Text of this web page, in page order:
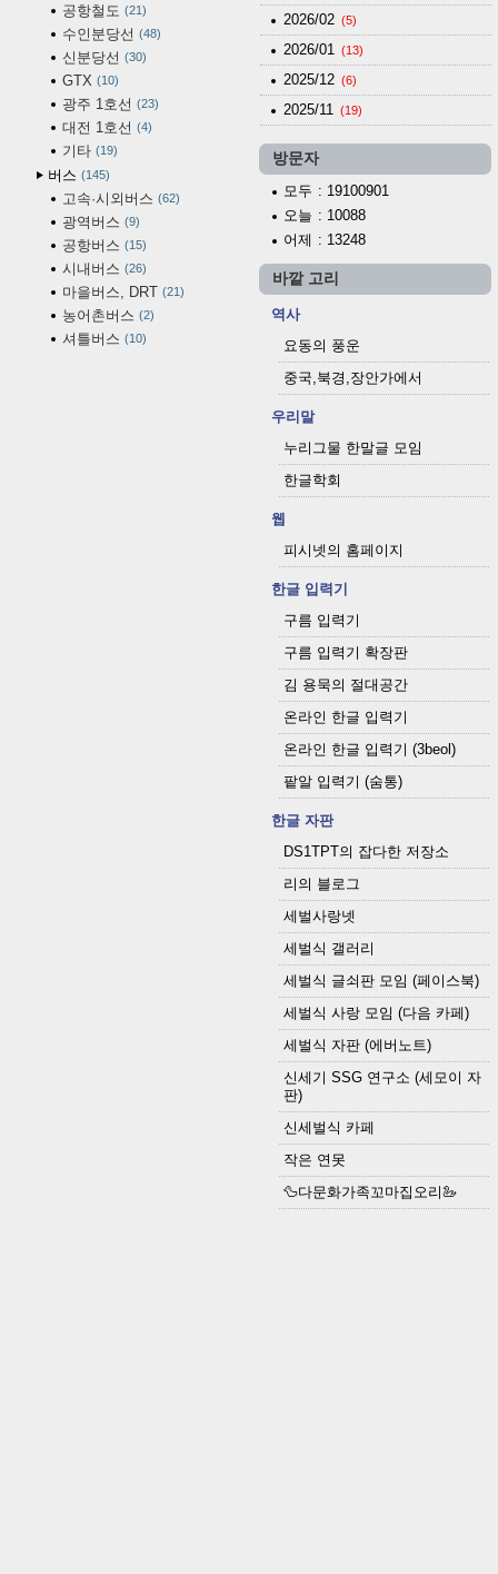
공항철도 21
수인분당선 48
신분당선 30
GTX 10
광주 1호선 23
대전 1호선 4
기타 19
버스 145
고속·시외버스 62
광역버스 9
공항버스 15
시내버스 26
마을버스, DRT 21
농어촌버스 2
셔틀버스 10
2026/02 (5)
2026/01 (13)
2025/12 (6)
2025/11 (19)
방문자
모두 : 19100901
오늘 : 10088
어제 : 13248
바깥 고리
역사
요동의 풍운
중국,북경,장안가에서
우리말
누리그물 한말글 모임
한글학회
웹
피시넷의 홈페이지
한글 입력기
구름 입력기
구름 입력기 확장판
김 용묵의 절대공간
온라인 한글 입력기
온라인 한글 입력기 (3beol)
팥알 입력기 (숨통)
한글 자판
DS1TPT의 잡다한 저장소
리의 블로그
세벌사랑넷
세벌식 갤러리
세벌식 글쇠판 모임 (페이스북)
세벌식 사랑 모임 (다음 카페)
세벌식 자판 (에버노트)
신세기 SSG 연구소 (세모이 자
판)
신세벌식 카페
작은 연못
🦆다문화가족꼬마집오리🦢